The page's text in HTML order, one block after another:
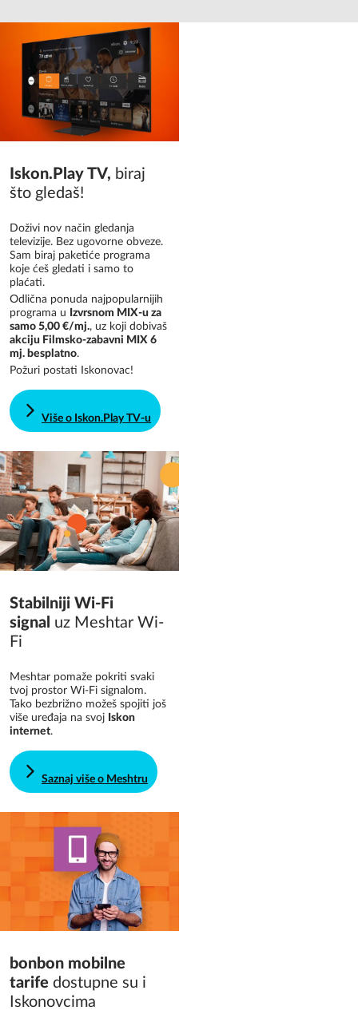
Iskon.Play TV, biraj
što gledaš!
Doživi nov način gledanja
televizije. Bez ugovorne obveze.
Sam biraj paketiće programa
koje ćeš gledati i samo to
plaćati.
Odlična ponuda najpopularnijih
programa u
Izvrsnom MIX-u za
samo 5,00 €/mj., uz koji dobivaš
akciju Filmsko-zabavni MIX 6
mj. besplatno.
Požuri postati Iskonovac!
Više o Iskon.Play TV-u
Stabilniji Wi-Fi
signal uz Meshtar Wi-
Fi
Meshtar pomaže pokriti svaki
tvoj prostor Wi-Fi signalom.
Tako bezbrižno možeš spojiti još
više uređaja na svoj Iskon
internet.
Saznaj više o Meshtru
bonbon mobilne
tarife dostupne su i
Iskonovcima